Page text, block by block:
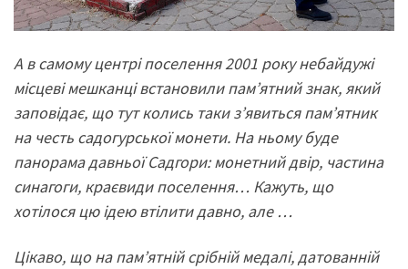
А в самому центрі поселення 2001 року небайдужі
місцеві мешканці встановили пам’ятний знак, який
заповідає, що тут колись таки з’явиться пам’ятник
на честь садогурської монети. На ньому буде
панорама давньої Садгори: монетний двір, частина
синагоги, краєвиди поселення… Кажуть, що
хотілося цю ідею втілити давно, але …
Цікаво, що на пам’ятній срібній медалі, датованній